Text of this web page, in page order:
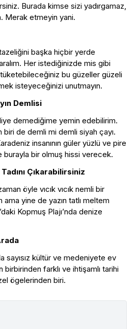
Burada kimse sizi yadırgamaz,
Merak etmeyin yani.
başka hiçbir yerde
Her istediğinizde mis gibi
bu güzeller güzeli
isteyeceğinizi unutmayın.
Demlisi
demediğime yemin edebilirim.
de demli mi demli siyah çayı.
insanının güler yüzlü ve pire
burayla bir olmuş hissi verecek.
Çıkarabilirsiniz
öyle vıcık vıcık nemli bir
ama yine de yazın tatlı meltem
Kopmuş Plajı’nda denize
sayısız kültür ve medeniyete ev
birbirinden farklı ve ihtişamlı tarihi
ögelerinden biri.